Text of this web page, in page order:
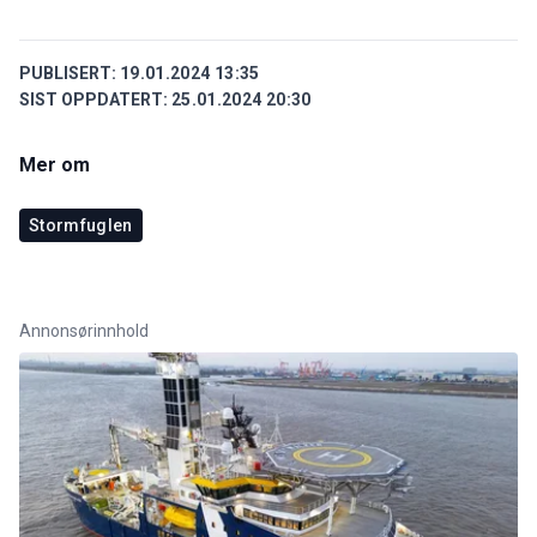
PUBLISERT: 19.01.2024 13:35
SIST OPPDATERT: 25.01.2024 20:30
Mer om
Stormfuglen
Annonsørinnhold